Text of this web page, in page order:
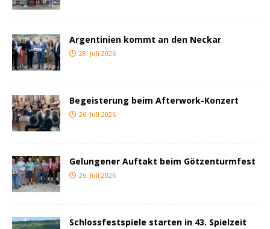
Argentinien kommt an den Neckar
28. Juli 2026
Begeisterung beim Afterwork-Konzert
26. Juli 2026
Gelungener Auftakt beim Götzenturmfest
26. Juli 2026
Schlossfestspiele starten in 43. Spielzeit